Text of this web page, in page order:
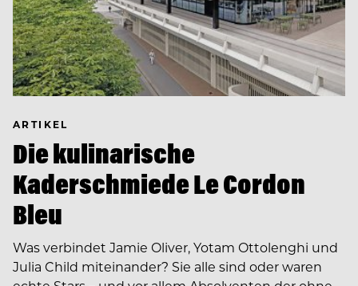
ARTIKEL
Die kulinarische
Kaderschmiede Le Cordon
Bleu
Was verbindet Jamie Oliver, Yotam Ottolenghi und
Julia Child miteinander? Sie alle sind oder waren